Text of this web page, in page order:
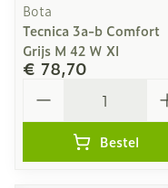
Bota
Tecnica 3a-b Comfort
Grijs M 42 W Xl
€ 78,70
Bestel